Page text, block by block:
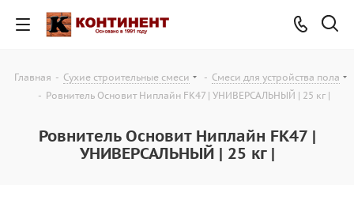
Главная - Сухие строительные смеси - Смеси для устройства пола
- Ровнитель Основит Ниплайн FK47 | УНИВЕРСАЛЬНЫЙ | 25 кг |
Ровнитель Основит Ниплайн FK47 |
УНИВЕРСАЛЬНЫЙ | 25 кг |